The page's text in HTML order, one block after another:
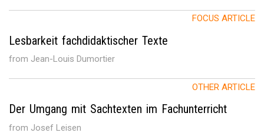
FOCUS ARTICLE
Lesbarkeit fachdidaktischer Texte
from Jean-Louis Dumortier
OTHER ARTICLE
Der Umgang mit Sachtexten im Fachunterricht
from Josef Leisen